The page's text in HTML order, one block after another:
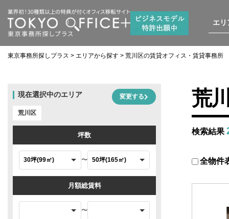
エリ
東京事務所探しプラス > エリアから探す > 荒川区の賃貸オフィス・賃貸事務所
現在選択中のエリア
荒川区
変更する
坪数
〜
月額総賃料
〜
荒
検索結果
全物件